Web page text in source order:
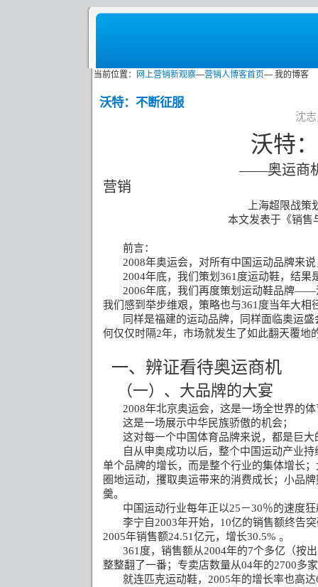
当前位置： 网上营销新观察—营销人博客首页— 我的博客
沃特：不断征服
沈
沃特
——奥运商
营销
上海超限战策
本文发表于《销售
前言：
2008年奥运会，对所有中国运动品牌来
2004年底，我们策划 361 度运动鞋，结果
2006年底，我们再度策划运动鞋品牌——
我们感到举步维艰，策略也与361 度当年大相
同样是福建的运动品牌，同样面临奥运
何仅仅时隔2年，市场就发生了如此翻天覆地
一、辨证看待奥运商机
（一）、大品牌的大宴
2008年北京奥运会，这是一场全世界的
这是一场展示中华民族骄傲的机会；
这对每一个中国体育品牌来说，都是巨大
自从申奥成功以后，整个中国运动产业
单个品牌的增长，而是整个行业的集体增长
圈地运动，攫取奥运带来的消费成长；小品
羹。
中国运动行业每年正以25－30％的速度
李宁自 2003年开始， 10亿的销售额终告
2005年销售额24.51亿元，增长30.5% 。
361 度，销售额从2004年的7个多亿（按
整整翻了一番；专卖店数量从04年的2700多
就连匹克运动鞋， 2005年的增长率也高达